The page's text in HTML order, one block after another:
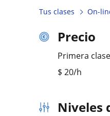
Tus clases On-
Precio
Primera
$ 20/h
Niveles